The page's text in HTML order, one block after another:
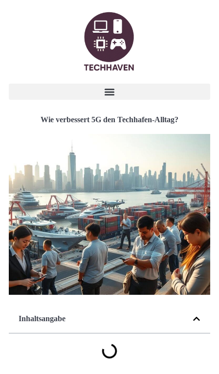
Wie verbessert 5G den Techhafen-Alltag?
Inhaltsangabe